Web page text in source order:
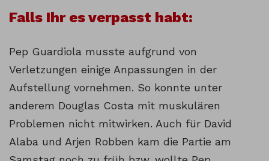
Falls Ihr es verpasst habt:
Pep Guardiola musste aufgrund von
Verletzungen einige Anpassungen in der
Aufstellung vornehmen. So konnte unter
anderem Douglas Costa mit muskulären
Problemen nicht mitwirken. Auch für David
Alaba und Arjen Robben kam die Partie am